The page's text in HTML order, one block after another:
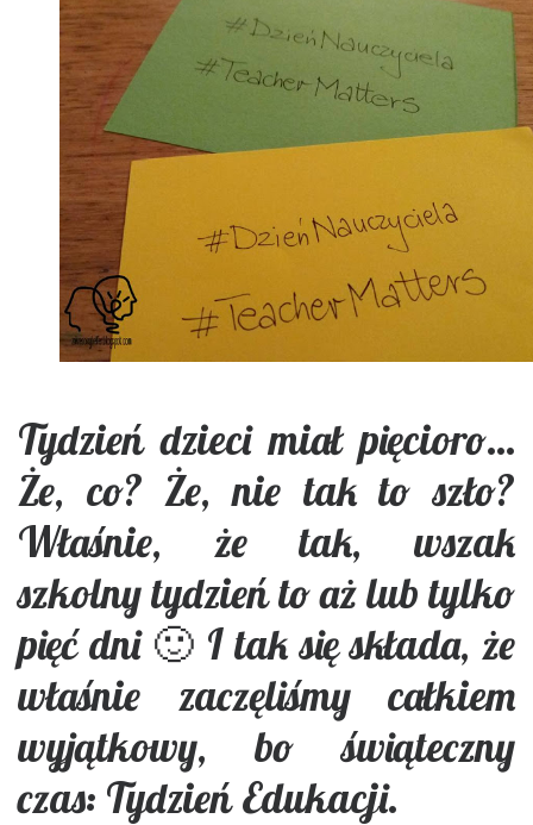
Tydzień dzieci miał pięcioro…
Że, co? Że, nie tak to szło?
Właśnie, że tak, wszak
szkolny tydzień to aż lub tylko
pięć dni 🙂 I tak się składa, że
właśnie zaczęliśmy całkiem
wyjątkowy, bo świąteczny
czas: Tydzień Edukacji.